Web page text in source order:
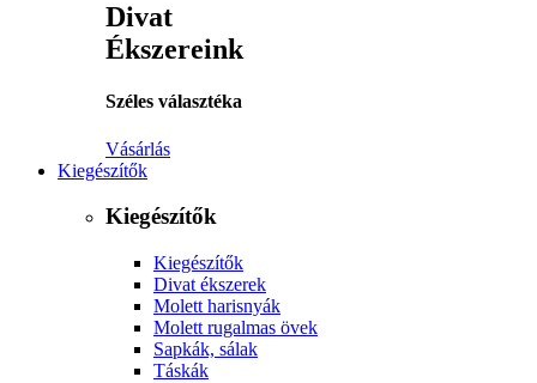
Divat
Ékszereink
Széles választéka
Vásárlás
Kiegészítők
Kiegészítők
Kiegészítők
Divat ékszerek
Molett harisnyák
Molett rugalmas övek
Sapkák, sálak
Táskák